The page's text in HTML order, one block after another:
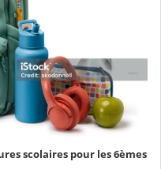
scolaires pour les 6èmes